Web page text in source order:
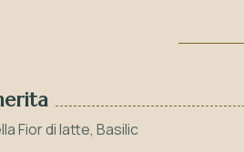
Fior di latte, Basilic